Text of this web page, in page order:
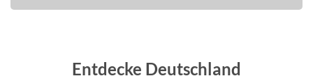
Entdecke Deutschland